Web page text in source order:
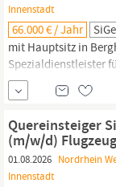
Innenstadt
66.000 € / Jahr
mit Hauptsitz in
Spezialdienstleister
operative
unserer Gründung
aktiv zu gestalten –
Quereinsteiger
(m/w/d)
01.08.2026 Nordrhein
Innenstadt